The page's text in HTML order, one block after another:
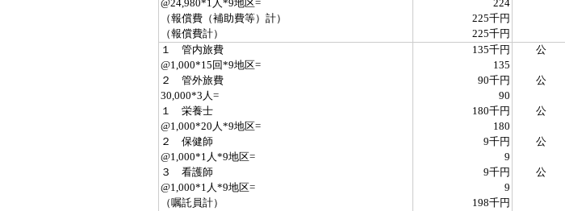
@24,980*1人*9地区=
224
（報償費（補助費等）計）
225千円
（報償費計）
225千円
１ 管内旅費
135千円 公
@1,000*15回*9地区=
135
２ 管外旅費
90千円 公
30,000*3人=
90
１ 栄養士
180千円 公
@1,000*20人*9地区=
180
２ 保健師
9千円 公
@1,000*1人*9地区=
9
３ 看護師
9千円 公
@1,000*1人*9地区=
9
（嘱託員計）
198千円